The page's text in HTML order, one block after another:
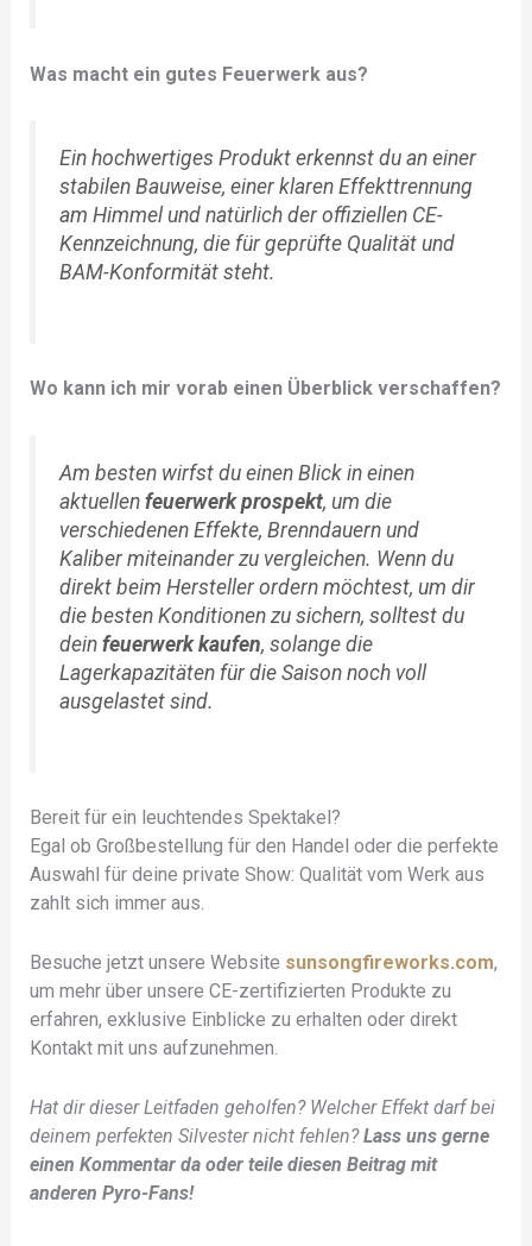
Was macht ein gutes Feuerwerk aus?
Ein hochwertiges Produkt erkennst du an einer
stabilen Bauweise, einer klaren Effekttrennung
am Himmel und natürlich der offiziellen CE-
Kennzeichnung, die für geprüfte Qualität und
BAM-Konformität steht.
Wo kann ich mir vorab einen Überblick verschaffen?
Am besten wirfst du einen Blick in einen
aktuellen feuerwerk prospekt, um die
verschiedenen Effekte, Brenndauern und
Kaliber miteinander zu vergleichen. Wenn du
direkt beim Hersteller ordern möchtest, um dir
die besten Konditionen zu sichern, solltest du
dein feuerwerk kaufen, solange die
Lagerkapazitäten für die Saison noch voll
ausgelastet sind.
Bereit für ein leuchtendes Spektakel?
Egal ob Großbestellung für den Handel oder die perfekte
Auswahl für deine private Show: Qualität vom Werk aus
zahlt sich immer aus.
Besuche jetzt unsere Website sunsongfireworks.com,
um mehr über unsere CE-zertifizierten Produkte zu
erfahren, exklusive Einblicke zu erhalten oder direkt
Kontakt mit uns aufzunehmen.
Hat dir dieser Leitfaden geholfen? Welcher Effekt darf bei
deinem perfekten Silvester nicht fehlen?Lass uns gerne
einen Kommentar da oder teile diesen Beitrag mit
anderen Pyro-Fans!